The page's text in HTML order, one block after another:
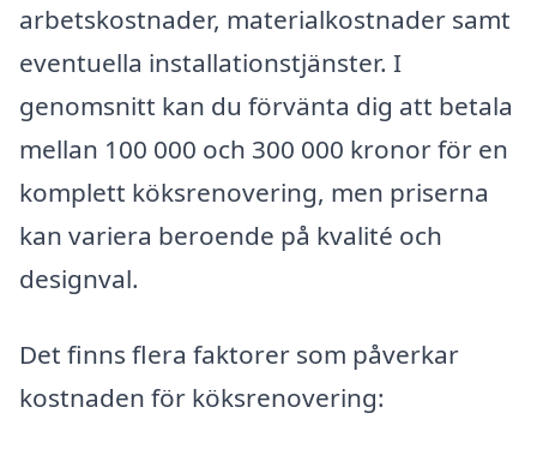
arbetskostnader, materialkostnader samt
eventuella installationstjänster. I
genomsnitt kan du förvänta dig att betala
mellan 100 000 och 300 000 kronor för en
komplett köksrenovering, men priserna
kan variera beroende på kvalité och
designval.
Det finns flera faktorer som påverkar
kostnaden för köksrenovering: